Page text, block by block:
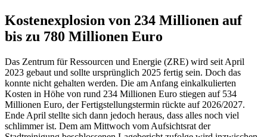
Kostenexplosion von 234 Millionen auf
bis zu 780 Millionen Euro
Das Zentrum für Ressourcen und Energie (ZRE) wird seit April
2023 gebaut und sollte ursprünglich 2025 fertig sein. Doch das
konnte nicht gehalten werden. Die am Anfang einkalkulierten
Kosten in Höhe von rund 234 Millionen Euro stiegen auf 534
Millionen Euro, der Fertigstellungstermin rückte auf 2026/2027.
Ende April stellte sich dann jedoch heraus, dass alles noch viel
schlimmer ist. Dem am Mittwoch vom Aufsichtsrat der